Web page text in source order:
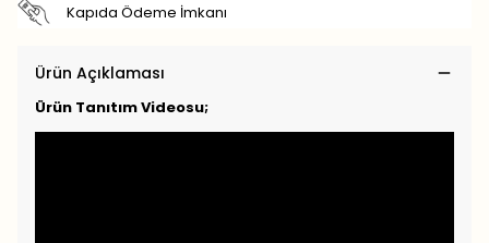
Kapıda Ödeme İmkanı
Ürün Açıklaması
Ürün Tanıtım Videosu;